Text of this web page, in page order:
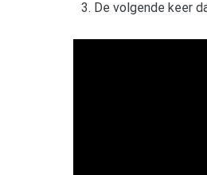
De volgende keer